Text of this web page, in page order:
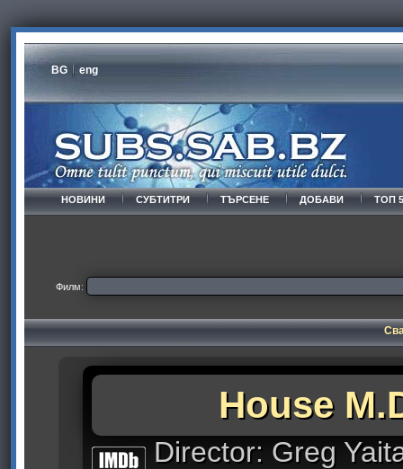
BG eng
НОВИНИ СУБТИТРИ ТЪРСЕНЕ ДОБАВИ ТОП
Филм:
House
Director: Greg